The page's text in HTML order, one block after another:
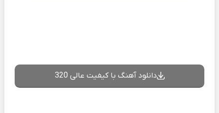
دانلود آهنگ با کیفیت عالی 320